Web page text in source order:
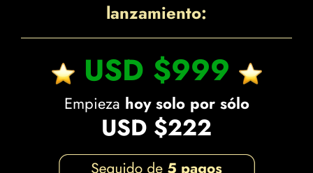
lanzamiento:
USD $999
Empieza hoy solo por sólo
USD $222